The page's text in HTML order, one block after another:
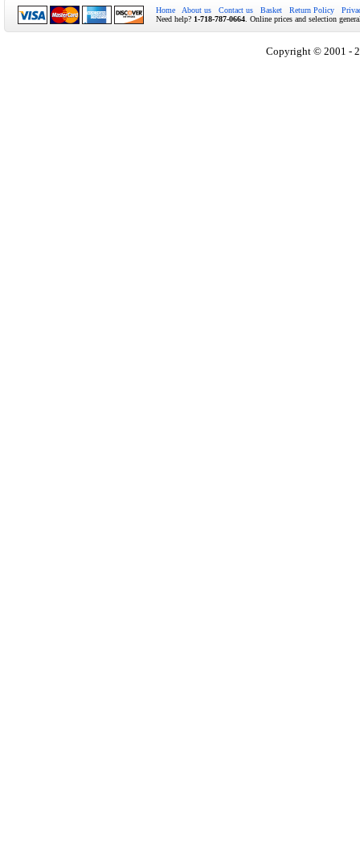
Home About us Contact us Basket Return Policy
Need help? 1-718-787-0664 . Online prices and selection
Copyright © 2001 -